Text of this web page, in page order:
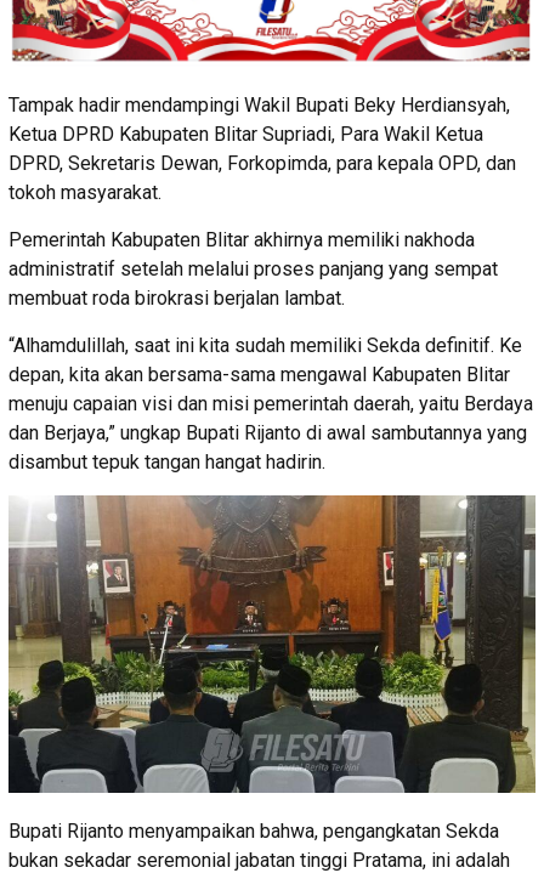
Tampak hadir mendampingi Wakil Bupati Beky Herdiansyah,
Ketua DPRD Kabupaten Blitar Supriadi, Para Wakil Ketua
DPRD, Sekretaris Dewan, Forkopimda, para kepala OPD, dan
tokoh masyarakat.
Pemerintah Kabupaten Blitar akhirnya memiliki nakhoda
administratif setelah melalui proses panjang yang sempat
membuat roda birokrasi berjalan lambat.
“Alhamdulillah, saat ini kita sudah memiliki Sekda definitif. Ke
depan, kita akan bersama-sama mengawal Kabupaten Blitar
menuju capaian visi dan misi pemerintah daerah, yaitu Berdaya
dan Berjaya,” ungkap Bupati Rijanto di awal sambutannya yang
disambut tepuk tangan hangat hadirin.
Bupati Rijanto menyampaikan bahwa, pengangkatan Sekda
bukan sekadar seremonial jabatan tinggi Pratama, ini adalah